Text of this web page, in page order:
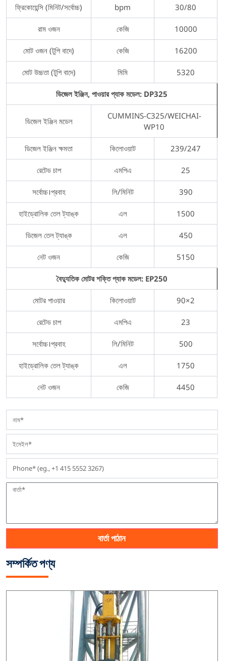
ফ্রিকোয়েন্সি (মিনিট/সর্বোচ্চ) bpm 30/80
রাম ওজন কেজি 10000
মোট ওজন (টুপি বাদে) কেজি 16200
মোট উচ্চতা (টুপি বাদে) মিমি 5320
ডিজেল ইঞ্জিন, পাওয়ার প্যাক মডেল: DP325
ডিজেল ইঞ্জিন মডেল
CUMMINS-C325/WEICHAI-
WP10
ডিজেল ইঞ্জিন ক্ষমতা কিলোওয়াট 239/247
রেটেড চাপ এমপিএ 25
সর্বোচ্চ।প্রবাহ লি/মিনিট 390
হাইড্রোলিক তেল ট্যাঙ্ক এল 1500
ডিজেল তেল ট্যাঙ্ক এল 450
নেট ওজন কেজি 5150
বৈদ্যুতিক মোটর শক্তি প্যাক মডেল: EP250
মোটর পাওয়ার কিলোওয়াট 90×2
রেটেড চাপ এমপিএ 23
সর্বোচ্চ।প্রবাহ লি/মিনিট 500
হাইড্রোলিক তেল ট্যাঙ্ক এল 1750
নেট ওজন কেজি 4450
বার্তা পাঠান
সম্পর্কিত পণ্য